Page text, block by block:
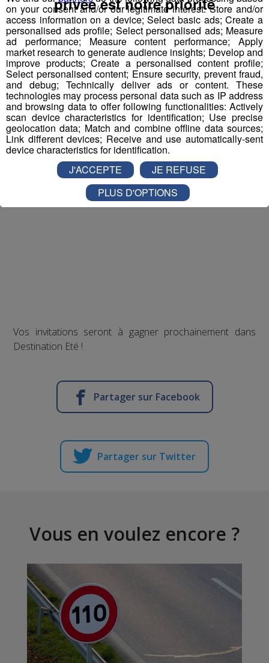
et la personne de votre choix pourWALIBI RHONE
ALPES!
Nathan est allé tester pour vous Verticalp Émosson,
dans la Vallée du Trient:
Vos invitations seront à gagner prochainement dans
Destination Eté !
Partager sur Facebook
Partager sur Twitter
Vous en voulez encore ?
on your consent and/or our legitimate interest: Store and/or
access information on a device; Select basic ads; Create a
personalised ads profile; Select personalised ads; Measure
ad performance; Measure content performance; Apply
market research to generate audience insights; Develop and
improve products; Create a personalised content profile;
Select personalised content; Ensure security, prevent fraud,
and debug; Technically deliver ads or content. These
technologies may process personal data such as IP address
and browsing data to offer following functionalities: Actively
scan device characteristics for identification; Use precise
geolocation data; Match and combine offline data sources;
Link different devices; Receive and use automatically-sent
device characteristics for identification.
J'ACCEPTE
JE REFUSE
PLUS D'OPTIONS